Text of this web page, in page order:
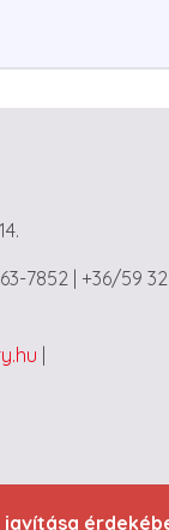
7852 | +36/59
|
javítása